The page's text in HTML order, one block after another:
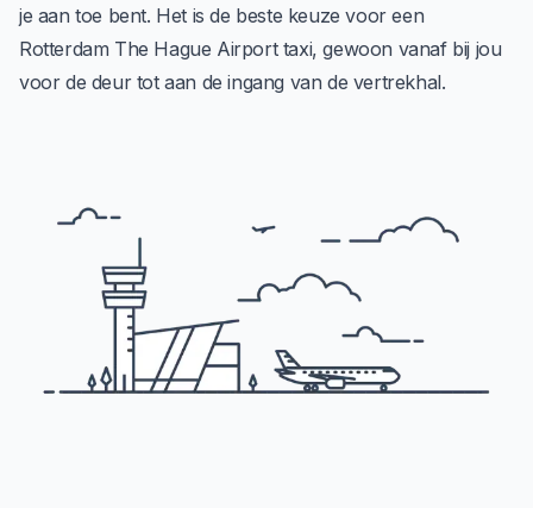
je aan toe bent. Het is de beste keuze voor een
Rotterdam The Hague Airport taxi, gewoon vanaf bij jou
voor de deur tot aan de ingang van de vertrekhal.